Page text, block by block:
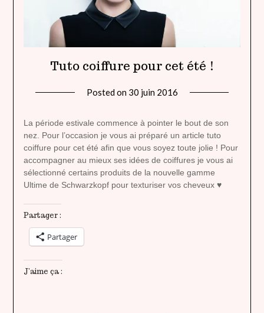
Tuto coiffure pour cet été !
Posted on 30 juin 2016
heavenly
La période estivale commence à pointer le bout de son
nez. Pour l’occasion je vous ai préparé un article tuto
coiffure pour cet été afin que vous soyez toute jolie ! Pour
accompagner au mieux ses idées de coiffures je vous ai
sélectionné certains produits de la nouvelle gamme
Ultime de Schwarzkopf pour texturiser vos cheveux ♥
Partager :
Partager
J’aime ça :